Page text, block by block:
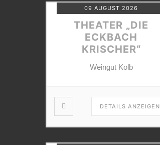
09 AUGUST 2026
THEATER „DIE
ECKBACH
KRISCHER“
Weingut Kolb
DETAILS ANZEIGEN